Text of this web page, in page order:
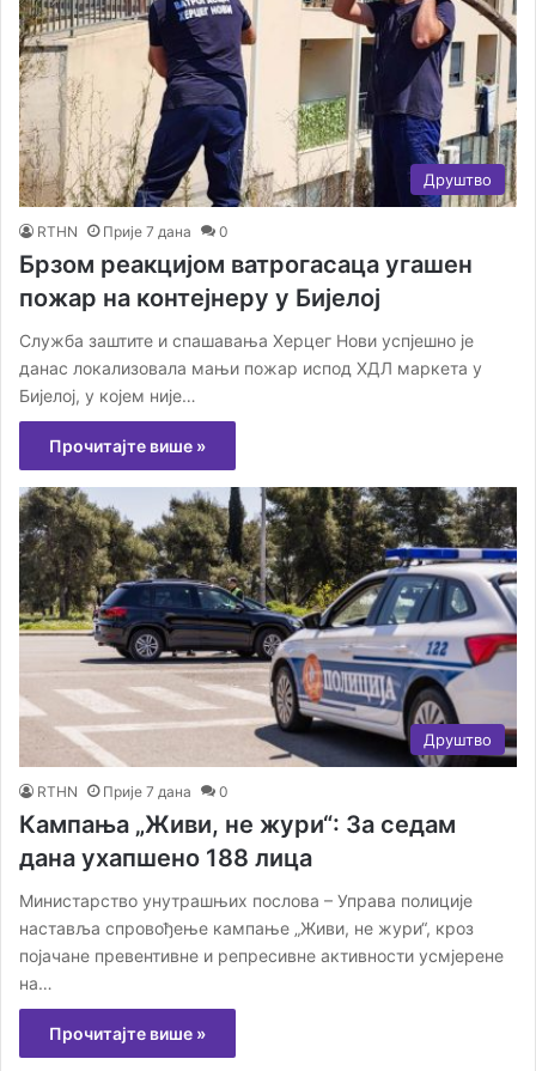
Друштво
RTHN Прије 7 дана 0
Брзом реакцијом ватрогасаца угашен
пожар на контејнеру у Бијелој
Служба заштите и спашавања Херцег Нови успјешно је
данас локализовала мањи пожар испод ХДЛ маркета у
Бијелој, у којем није…
Прочитајте више »
Друштво
RTHN Прије 7 дана 0
Кампања „Живи, не жури“: За седам
дана ухапшено 188 лица
Министарство унутрашњих послова – Управа полиције
наставља спровођење кампање „Живи, не жури“, кроз
појачане превентивне и репресивне активности усмјерене
на…
Прочитајте више »